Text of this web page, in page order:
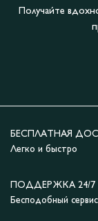
Получайте
БЕСПЛАТНАЯ
Легко и быстро
ПОДДЕРЖКА 24/7
Бесподобный сервис